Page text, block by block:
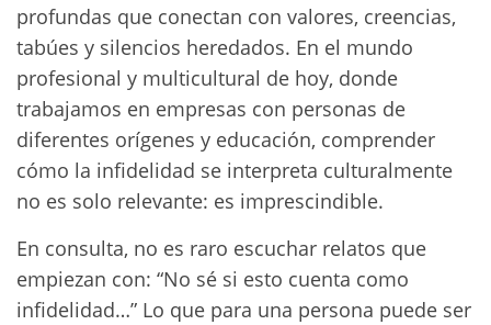
profundas que conectan con valores, creencias,
tabúes y silencios heredados. En el mundo
profesional y multicultural de hoy, donde
trabajamos en empresas con personas de
diferentes orígenes y educación, comprender
cómo la infidelidad se interpreta culturalmente
no es solo relevante: es imprescindible.
En consulta, no es raro escuchar relatos que
empiezan con: “No sé si esto cuenta como
infidelidad…” Lo que para una persona puede ser